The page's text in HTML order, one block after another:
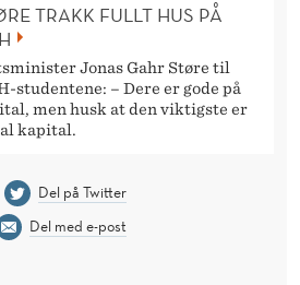
TRAKK FULLT HUS PÅ
Jonas Gahr Støre til
studentene: – Dere er gode på
men husk at den viktigste er
kapital.
Del på Twitter
Del med e-post